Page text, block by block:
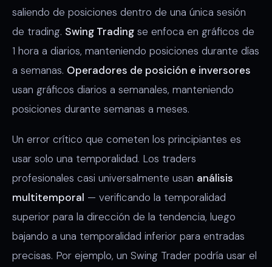
saliendo de posiciones dentro de una única sesión
de trading. Swing Trading se enfoca en gráficos de
1 hora a diarios, manteniendo posiciones durante días
a semanas. Operadores de posición e inversores
usan gráficos diarios a semanales, manteniendo
posiciones durante semanas a meses.
Un error crítico que cometen los principiantes es
usar solo una temporalidad. Los traders
profesionales casi universalmente usan análisis
multitemporal — verificando la temporalidad
superior para la dirección de la tendencia, luego
bajando a una temporalidad inferior para entradas
precisas. Por ejemplo, un Swing Trader podría usar el